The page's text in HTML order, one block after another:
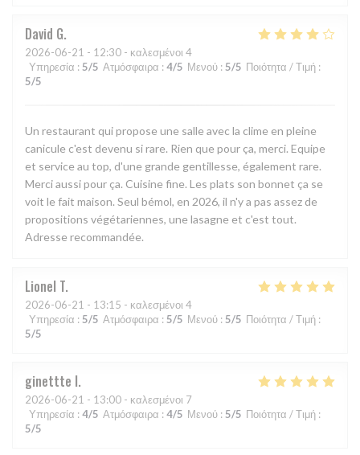
David G
2026-06-21 - 12:30 - καλεσμένοι 4
Υπηρεσία : 5/5 Ατμόσφαιρα : 4/5 Μενού : 5/5 Ποιότητα / Τιμή :
5/5
Un restaurant qui propose une salle avec la clime en pleine
canicule c'est devenu si rare. Rien que pour ça, merci. Equipe
et service au top, d'une grande gentillesse, également rare.
Merci aussi pour ça. Cuisine fine. Les plats son bonnet ça se
voit le fait maison. Seul bémol, en 2026, il n'y a pas assez de
propositions végétariennes, une lasagne et c'est tout.
Adresse recommandée.
Lionel T
2026-06-21 - 13:15 - καλεσμένοι 4
Υπηρεσία : 5/5 Ατμόσφαιρα : 5/5 Μενού : 5/5 Ποιότητα / Τιμή :
5/5
ginettte I
2026-06-21 - 13:00 - καλεσμένοι 7
Υπηρεσία : 4/5 Ατμόσφαιρα : 4/5 Μενού : 5/5 Ποιότητα / Τιμή :
5/5